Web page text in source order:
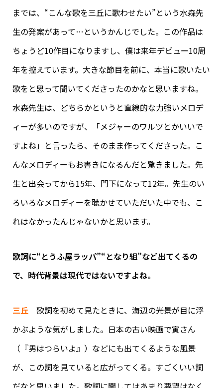
までは、“こんな歌を三丘に歌わせたい”という水森先
生の発案があって…というかんじでした。この作品は
ちょうど10作目になりますし、僕は来年デビュー10周
年を控えています。大きな節目を前に、本当に歌いたい
歌をと思って聞いてくださったのかなと思いますね。
水森先生は、どちらかというと直線的な力強いメロデ
ィーが多いのですが、「メジャーのワルツとかいいで
すよね」と言ったら、そのまま作ってくださった。こ
んなメロディーもお書きになるんだと驚きました。先
生と出会ってから15年、門下になって12年。先生のい
ろいろなメロディーを聴かせていただいた中でも、こ
れはなかったんじゃないかと思います。
歌詞に“とうふ屋ラッパ”“となり組”など出てくるの
で、時代背景は現代ではないですよね。
三丘 歌詞を初めて見たときに、海辺の光景が目に浮
かぶような気がしました。日本の古い映画で寅さん
（『男はつらいよ』）などにも出てくるような風景
が、この詞を見ていると広がってくる。すごくいい詞